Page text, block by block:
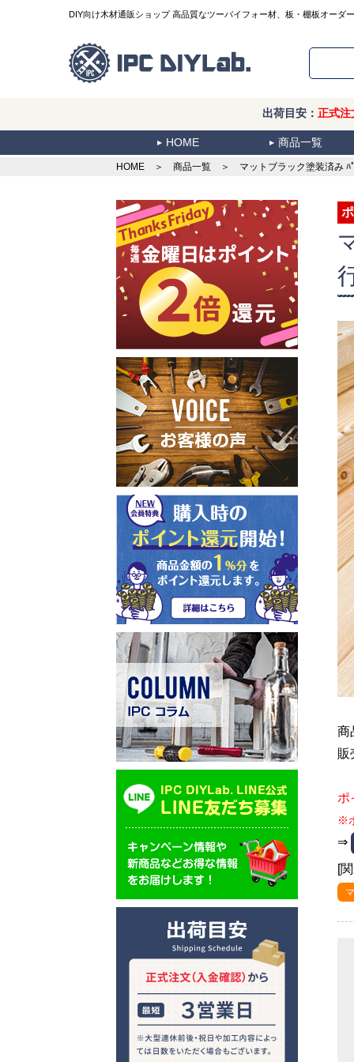
DIY向け木材通販ショップ 高品質なツーバイフォー材、板・棚板オーダ
出荷目安： 正式注
HOME 商品一覧
HOME ＞ 商品一覧 ＞ マットブラック塗装済み ﾊ
商
販
ポ
※
⇒
[